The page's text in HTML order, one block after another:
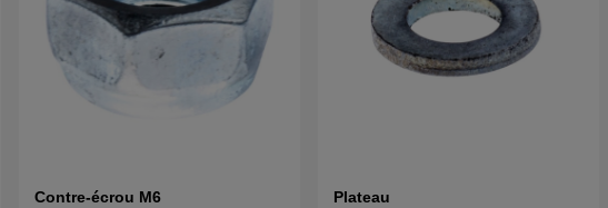
Contre-écrou M6 Plateau